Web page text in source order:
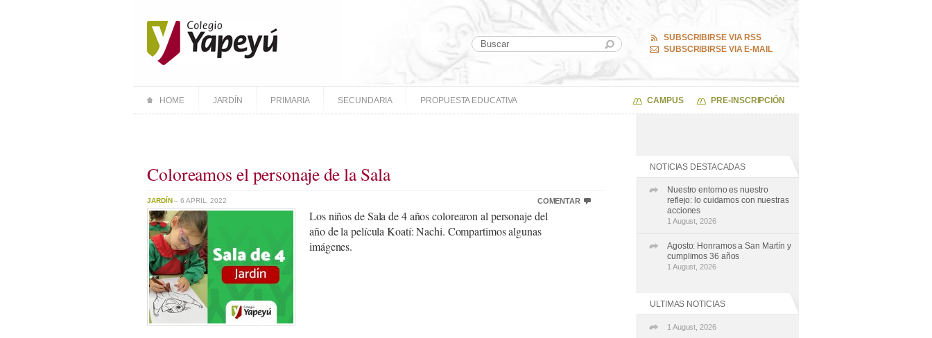
SUBSCRIBIRSE VIA RSS
SUBSCRIBIRSE VIA E-MAIL
HOME JARDÍN PRIMARIA SECUNDARIA PROPUESTA EDUCATIVA CAMPUS PRE-INSCRIPCIÓN
Coloreamos el personaje de la Sala
JARDÍN– 6 APRIL, 2022 COMENTAR
Los niños de Sala de 4 años colorearon al personaje del
año de la película Koatí: Nachi. Compartimos algunas
imágenes.
NOTICIAS DESTACADAS
Nuestro entorno es nuestro
reflejo: lo cuidamos con nuestras
acciones
1 August, 2026
Agosto: Honramos a San Martín y
cumplimos 36 años
1 August, 2026
ULTIMAS NOTICIAS
1 August, 2026